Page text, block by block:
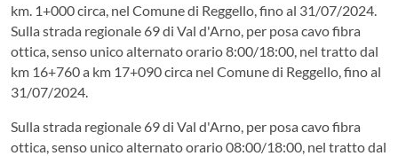
km. 1+000 circa, nel Comune di Reggello, fino al 31/07/2024.
Sulla strada regionale 69 di Val d'Arno, per posa cavo fibra
ottica, senso unico alternato orario 8:00/18:00, nel tratto dal
km 16+760 a km 17+090 circa nel Comune di Reggello, fino al
31/07/2024.
Sulla strada regionale 69 di Val d'Arno, per posa cavo fibra
ottica, senso unico alternato orario 08:00/18:00, nel tratto dal